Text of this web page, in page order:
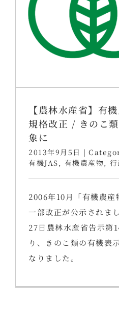
【農林水産省】有
規格改正 / きのこ
象に
2013年9月5日 |
有機JAS , 有機農産物,
2006年10月「有機農産
一部改正が公示されま
27日農林水産省告示第
り、きのこ類の有機表
なりました。